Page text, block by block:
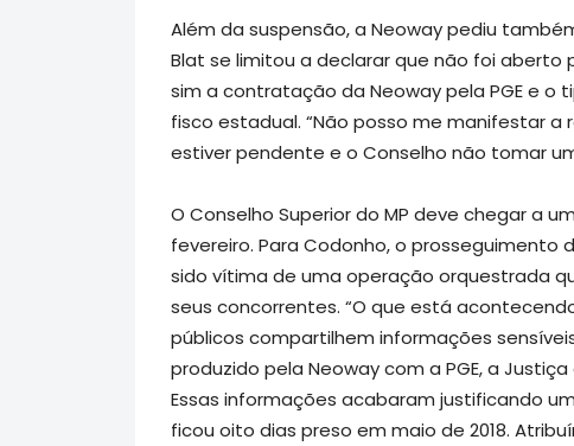
Além da suspensão, a Neoway pediu
Blat se limitou a declarar que não foi aberto
sim a contratação da Neoway pela PGE e
fisco estadual. “Não posso me manifestar
estiver pendente e o Conselho não tomar
O Conselho Superior do MP deve chegar a
fevereiro. Para Codonho, o
sido vítima de uma operação orquestrada
seus concorrentes. “O que está
públicos compartilhem informações
produzido pela Neoway com a PGE, a
Essas informações acabaram justificando
ficou oito dias preso em maio de 2018.